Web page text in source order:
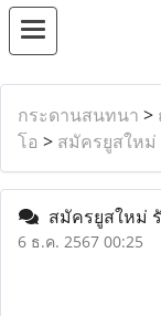
กระดานสนทนา >
โอ > สมัครยูสให
สมัครยูสใหม่
6 ธ.ค. 2567 00:25